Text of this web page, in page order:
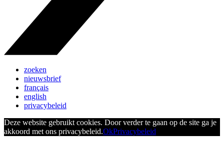
zoeken
nieuwsbrief
français
english
privacybeleid
Deze website gebruikt cookies. Door verder te gaan op de site ga je
akkoord met ons privacybeleid.OkPrivacybeleid